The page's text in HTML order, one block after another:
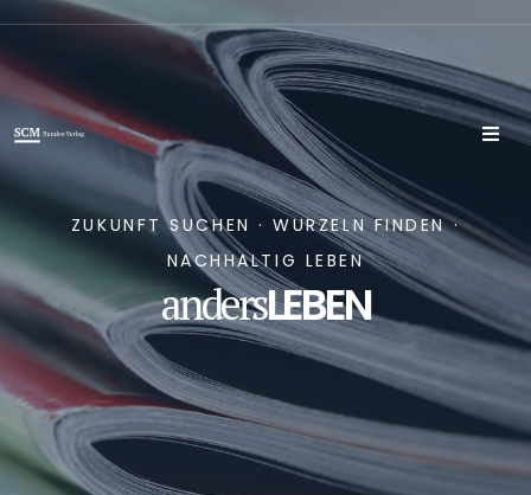
ZUKUNFT SUCHEN · WURZELN FINDEN ·
NACHHALTIG LEBEN
andersLEBEN